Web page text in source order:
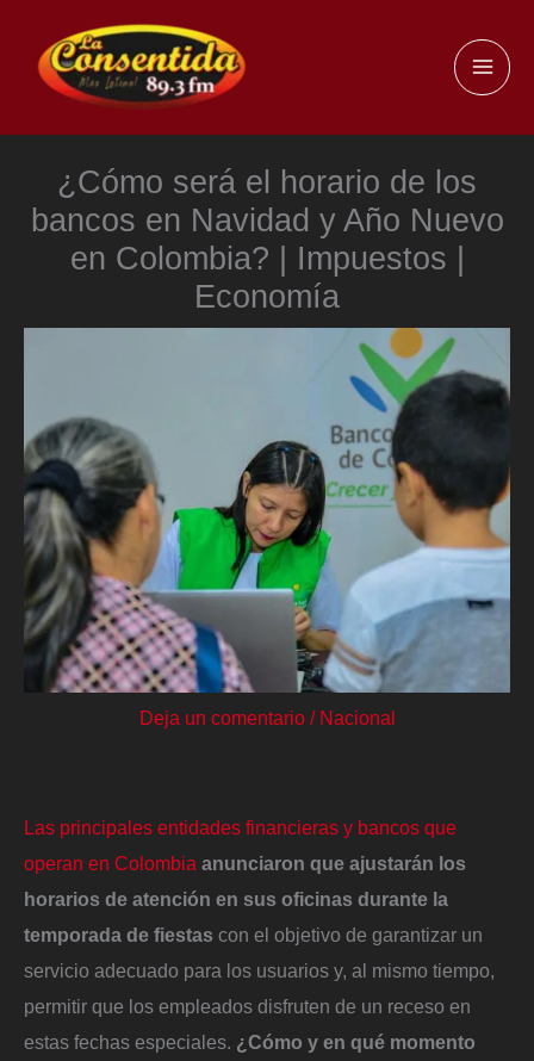
contenido
¿Cómo será el horario de los
bancos en Navidad y Año Nuevo
en Colombia? | Impuestos |
Economía
Deja un comentario / Nacional
Las principales entidades financieras y bancos que
operan en Colombia anunciaron que ajustarán los
horarios de atención en sus oficinas durante la
temporada de fiestas con el objetivo de garantizar un
servicio adecuado para los usuarios y, al mismo tiempo,
permitir que los empleados disfruten de un receso en
estas fechas especiales. ¿Cómo y en qué momento